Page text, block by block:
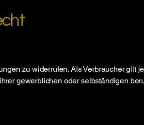
zu widerrufen. Als Verbraucher gilt
gewerblichen oder selbständigen